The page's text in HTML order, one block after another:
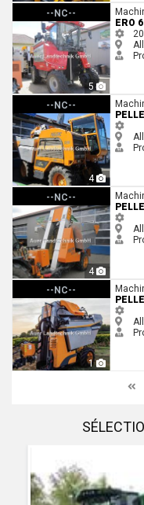
--NC--
5
ERO
--NC--
4
Pellenc 3200
--NC--
4
Pellenc 3050 AL
--NC--
1
Pellenc Grapes Line 80